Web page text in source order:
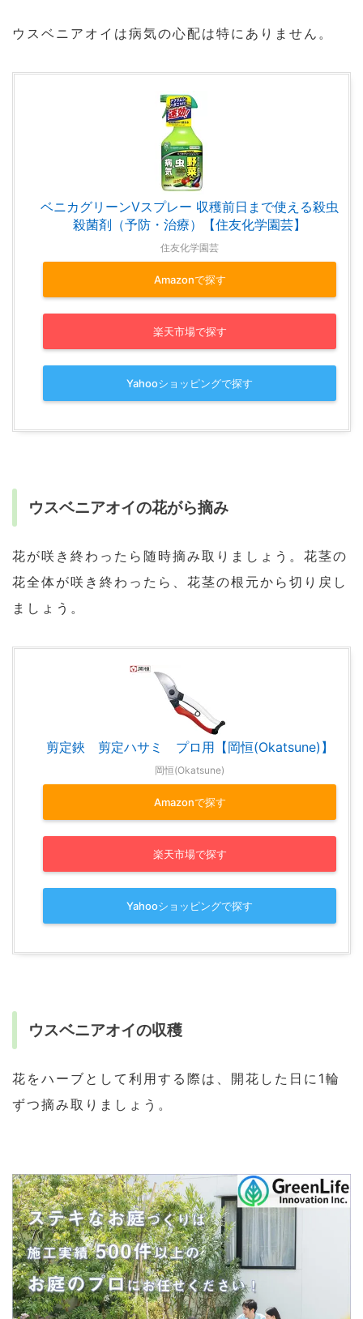
ウスベニアオイは病気の心配は特にありません。
ベニカグリーンVスプレー 収穫前日まで使える殺虫
殺菌剤（予防・治療）【住友化学園芸】
住友化学園芸
Amazonで探す
楽天市場で探す
Yahooショッピングで探す
ウスベニアオイの花がら摘み
花が咲き終わったら随時摘み取りましょう。花茎の
花全体が咲き終わったら、花茎の根元から切り戻し
ましょう。
剪定鋏 剪定ハサミ プロ用【岡恒(Okatsune)】
岡恒(Okatsune)
Amazonで探す
楽天市場で探す
Yahooショッピングで探す
ウスベニアオイの収穫
花をハーブとして利用する際は、開花した日に1輪
ずつ摘み取りましょう。